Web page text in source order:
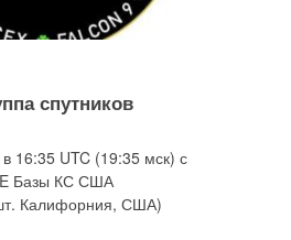
спутников
в 16:35 UTC (19:35 мск) с
Базы КС США
Калифорния, США)